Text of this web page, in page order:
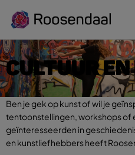
Zoeksuggesties
UITagenda
CULTUUR
Ben je gek op kunst of wil je
tentoonstellingen, workshops of
geïnteresseerden in
en kunstliefhebbers heeft